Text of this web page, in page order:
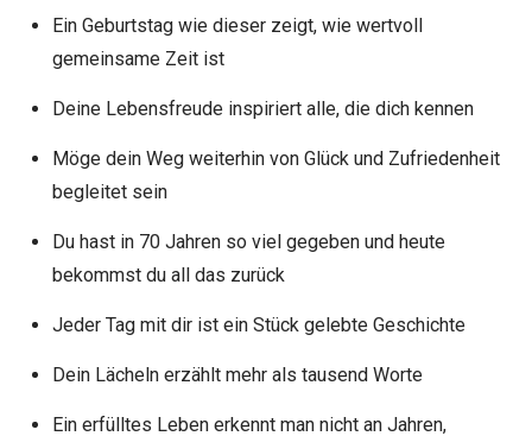
Ein Geburtstag wie dieser zeigt, wie wertvoll
gemeinsame Zeit ist
Deine Lebensfreude inspiriert alle, die dich kennen
Möge dein Weg weiterhin von Glück und Zufriedenheit
begleitet sein
Du hast in 70 Jahren so viel gegeben und heute
bekommst du all das zurück
Jeder Tag mit dir ist ein Stück gelebte Geschichte
Dein Lächeln erzählt mehr als tausend Worte
Ein erfülltes Leben erkennt man nicht an Jahren,